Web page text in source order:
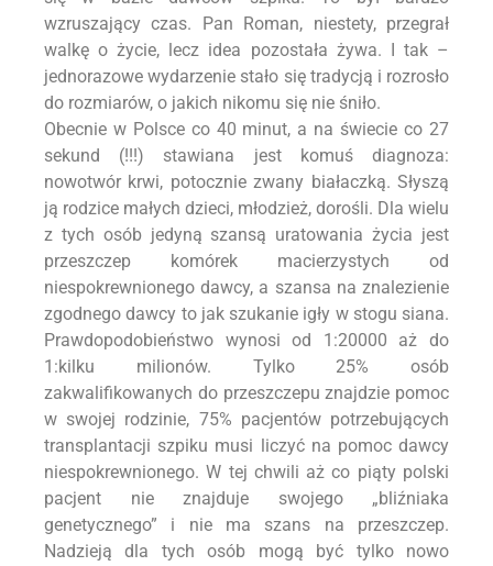
wzruszający czas. Pan Roman, niestety, przegrał
walkę o życie, lecz idea pozostała żywa. I tak –
jednorazowe wydarzenie stało się tradycją i rozrosło
do rozmiarów, o jakich nikomu się nie śniło.
Obecnie w Polsce co 40 minut, a na świecie co 27
sekund (!!!) stawiana jest komuś diagnoza:
nowotwór krwi, potocznie zwany białaczką. Słyszą
ją rodzice małych dzieci, młodzież, dorośli. Dla wielu
z tych osób jedyną szansą uratowania życia jest
przeszczep komórek macierzystych od
niespokrewnionego dawcy, a szansa na znalezienie
zgodnego dawcy to jak szukanie igły w stogu siana.
Prawdopodobieństwo wynosi od 1:20000 aż do
1:kilku milionów. Tylko 25% osób
zakwalifikowanych do przeszczepu znajdzie pomoc
w swojej rodzinie, 75% pacjentów potrzebujących
transplantacji szpiku musi liczyć na pomoc dawcy
niespokrewnionego. W tej chwili aż co piąty polski
pacjent nie znajduje swojego „bliźniaka
genetycznego” i nie ma szans na przeszczep.
Nadzieją dla tych osób mogą być tylko nowo